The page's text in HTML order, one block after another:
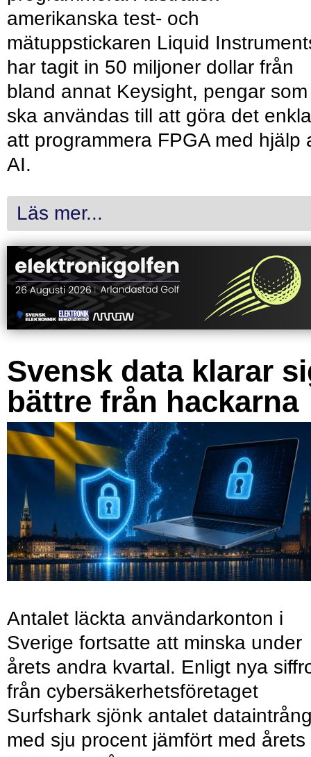
amerikanska test- och
mätuppstickaren Liquid
har tagit in 50 miljoner dollar från
bland annat Keysight, pengar som
ska användas till att göra det
att programmera FPGA med hjälp
AI.
Läs mer...
Svensk data klarar
bättre från hackarna
Antalet läckta användarkonton i
Sverige fortsatte att minska under
årets andra kvartal. Enligt nya
från cybersäkerhetsföretaget
Surfshark sjönk antalet
med sju procent jämfört med årets